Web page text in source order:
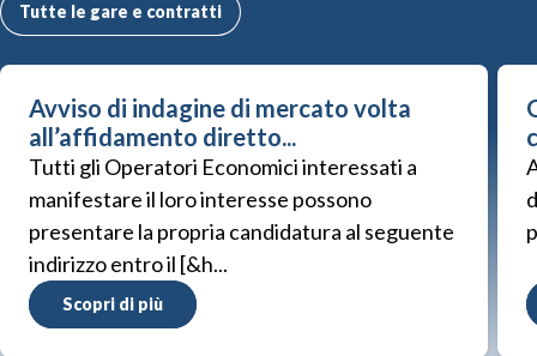
Tutte le gare e contratti
Avviso di indagine di mercato volta
all’affidamento diretto...
Tutti gli Operatori Economici interessati a
manifestare il loro interesse possono
presentare la propria candidatura al seguente
indirizzo entro il [&h...
Scopri di più